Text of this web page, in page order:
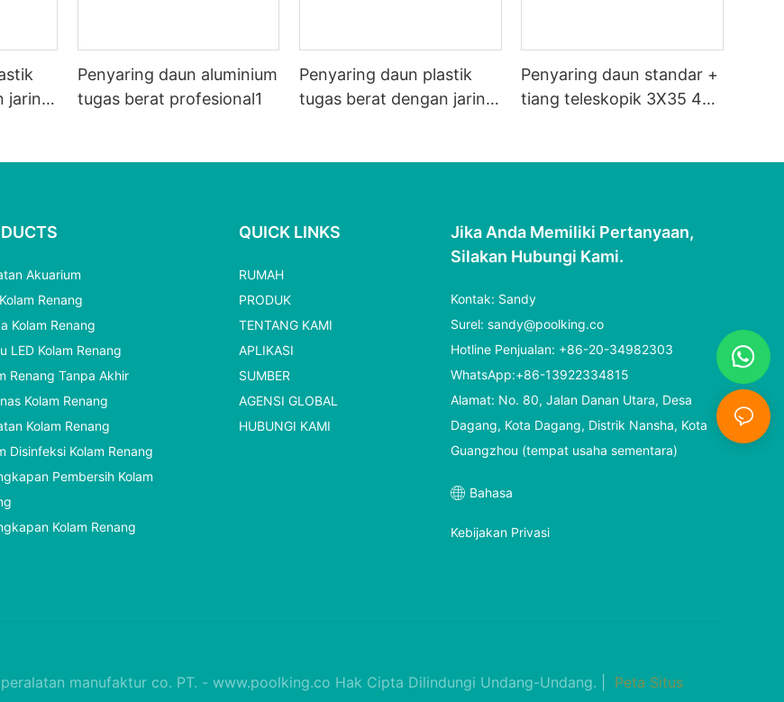
jaring
Penyaring daun aluminium
tugas berat profesional1
Penyaring daun plastik
tugas berat dengan jaring
Penyaring daun standar +
tiang teleskopik 3X35 40
Akuarium
Renang
Kolam Renang
LED Kolam Renang
Renang Tanpa Akhir
Kolam Renang
Kolam Renang
Disinfeksi Kolam Renang
Pembersih Kolam
Kolam Renang
QUICK LINKS
RUMAH
PRODUK
TENTANG KAMI
APLIKASI
SUMBER
AGENSI GLOBAL
HUBUNGI KAMI
Jika Anda Memiliki Pertanyaan,
Silakan Hubungi Kami.
Kontak: Sandy
Surel:sandy@poolking.co
Hotline Penjualan: +86-20-34982303
WhatsApp:+86-13922334815
Alamat: No. 80, Jalan Danan Utara, Desa
Dagang, Kota Dagang, Distrik Nansha, Kota
Guangzhou (tempat usaha sementara)
Bahasa
Kebijakan Privasi
manufaktur co. PT. - www.poolking.co Hak Cipta Dilindungi Undang-Undang. | Peta Situs